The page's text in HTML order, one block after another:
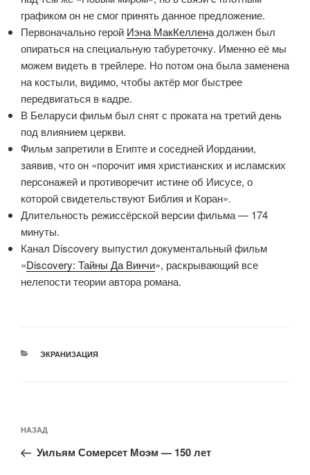
графиком он не смог принять данное предложение.
Первоначально герой Иэна МакКеллена должен был
опираться на специальную табуреточку. Именно её мы
можем видеть в трейлере. Но потом она была заменена
на костыли, видимо, чтобы актёр мог быстрее
передвигаться в кадре.
В Беларуси фильм был снят с проката на третий день
под влиянием церкви.
Фильм запретили в Египте и соседней Иордании,
заявив, что он «порочит имя христианских и исламских
персонажей и противоречит истине об Иисусе, о
которой свидетельствуют Библия и Коран».
Длительность режиссёрской версии фильма — 174
минуты.
Канал Discovery выпустил документальный фильм
«Discovery: Тайны Да Винчи», раскрывающий все
нелепости теории автора романа.
РУБРИКИ
ЭКРАНИЗАЦИЯ
по
записям
Предыдущая
запись:
НАЗАД
Уильям Сомерсет Моэм — 150 лет